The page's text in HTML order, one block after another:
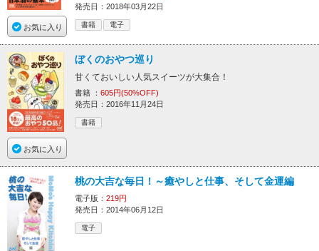
お気に入り
発売日：2018年03月22日
書籍 電子
お気に入り
ぼくのおやつ巡り
甘くておいしい人気スイーツが大集合！
書籍 ： 605円(50%OFF)
発売日：2016年11月24日
書籍
桃の大吉な毎日！～癒やしと仕事、そして金運編
電子版： 219円
発売日：2014年06月12日
電子